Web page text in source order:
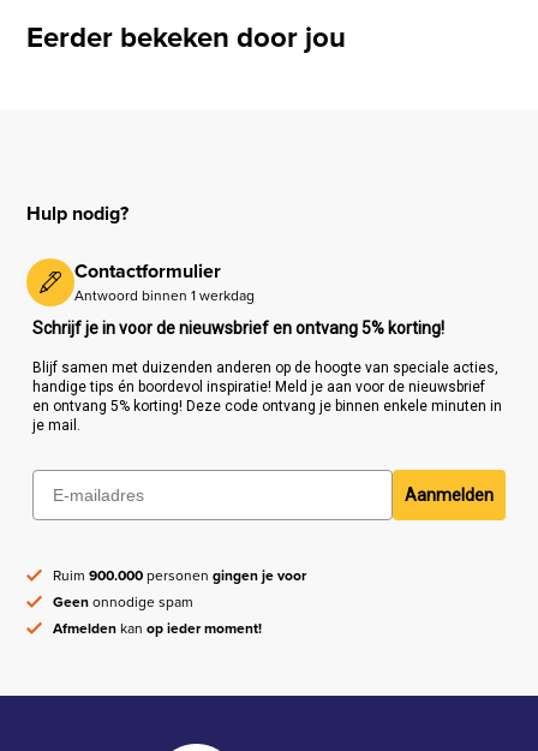
Eerder bekeken door jou
Hulp nodig?
Contactformulier
Antwoord binnen 1 werkdag
Schrijf je in voor de nieuwsbrief en ontvang 5% korting!
Blijf samen met duizenden anderen op de hoogte van speciale acties,
handige tips én boordevol inspiratie! Meld je aan voor de nieuwsbrief
en ontvang 5% korting! Deze code ontvang je binnen enkele minuten in
je mail.
Aanmelden
Ruim900.000personengingen je voor
Geenonnodige spam
Afmeldenkanop ieder moment!